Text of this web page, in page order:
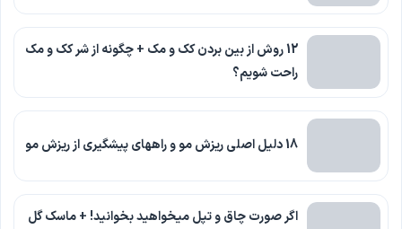
12 روش از بین بردن کک و مک + چگونه از شر کک و مک
راحت شویم؟
18 دلیل اصلی ریزش مو و راههای پیشگیری از ریزش مو
اگر صورت چاق و تپل میخواهید بخوانید! + ماسک گل